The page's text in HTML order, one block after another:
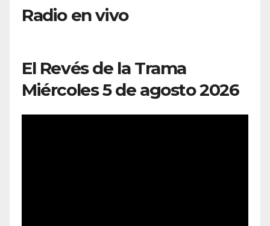
Radio en vivo
El Revés de la Trama
Miércoles 5 de agosto 2026